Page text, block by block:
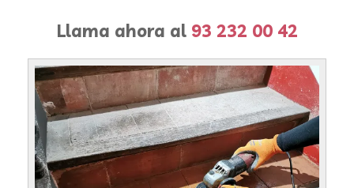
Llama ahora al 93 232 00 42